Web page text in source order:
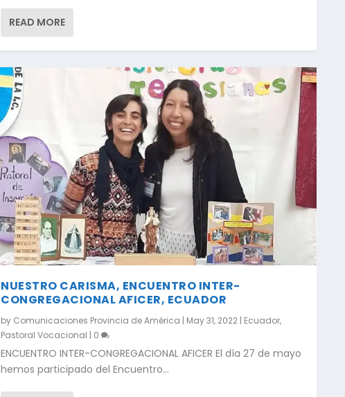
READ MORE
NUESTRO CARISMA, ENCUENTRO INTER-
CONGREGACIONAL AFICER, ECUADOR
by Comunicaciones Provincia de América | May 31, 2022 | Ecuador,
Pastoral Vocacional | 0
ENCUENTRO INTER-CONGREGACIONAL AFICER El día 27 de mayo
hemos participado del Encuentro...